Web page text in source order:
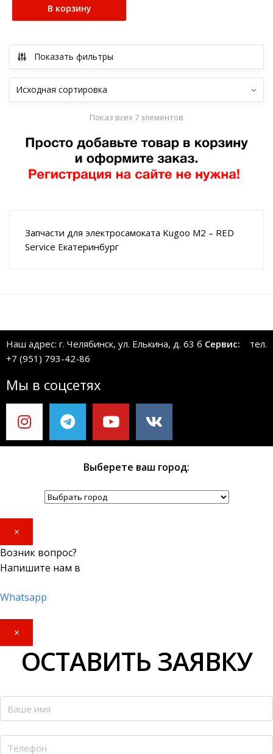
В корзину
Показать фильтры
Показ всех 7 элементов
Запчасти для электросамоката Kugoo M2 – RED
Service Екатеринбург
Наш адрес: г. Челябинск, ул. Елькина, д. 63 б Сервис: тел.
+7 (951) 793-42-86
Мы в соцсетях
Выберете ваш город:
×
Возник вопрос?
Напишите нам в
Whatsapp
×
ОСТАВИТЬ ЗАЯВКУ